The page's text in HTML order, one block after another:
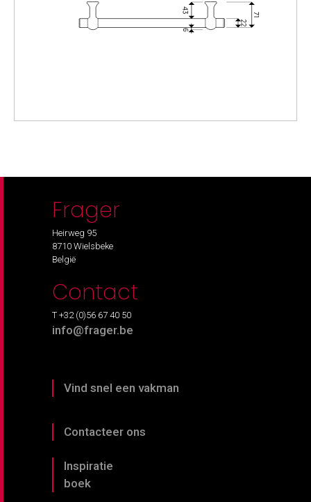
Frager
Heirweg 95
8710 Wielsbeke
België
Contact
T +32 (0)56 67 40 50
info@frager.be
Vind snel een vakman
Contacteer ons
Inspiratie
boek